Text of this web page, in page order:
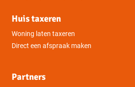
Huis taxeren
Woning laten taxeren
Direct een afspraak maken
Partners